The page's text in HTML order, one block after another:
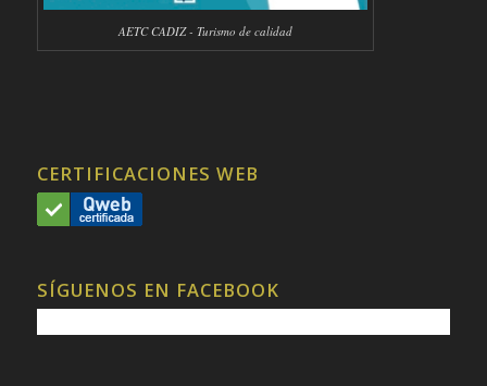
AETC CADIZ - Turismo de calidad
CERTIFICACIONES WEB
SÍGUENOS EN FACEBOOK